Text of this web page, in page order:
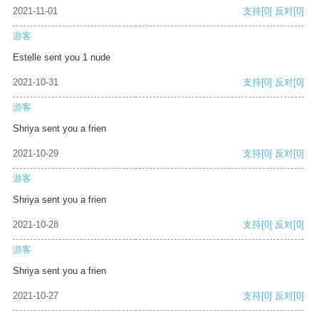
2021-11-01 支持[0] 反对[0]
游客
Estelle sent you 1 nude
2021-10-31 支持[0] 反对[0]
游客
Shriya sent you a frien
2021-10-29 支持[0] 反对[0]
游客
Shriya sent you a frien
2021-10-28 支持[0] 反对[0]
游客
Shriya sent you a frien
2021-10-27 支持[0] 反对[0]